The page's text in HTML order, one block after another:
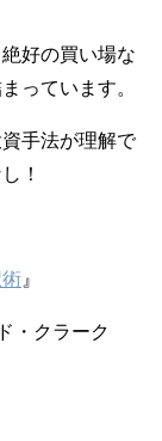
好の買い場な
っています。
手法が理解で
！
』
・クラーク